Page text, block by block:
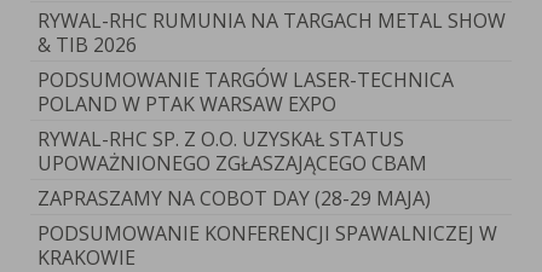
RYWAL-RHC RUMUNIA NA TARGACH METAL SHOW
& TIB 2026
PODSUMOWANIE TARGÓW LASER-TECHNICA
POLAND W PTAK WARSAW EXPO
RYWAL-RHC SP. Z O.O. UZYSKAŁ STATUS
UPOWAŻNIONEGO ZGŁASZAJĄCEGO CBAM
ZAPRASZAMY NA COBOT DAY (28-29 MAJA)
PODSUMOWANIE KONFERENCJI SPAWALNICZEJ W
KRAKOWIE